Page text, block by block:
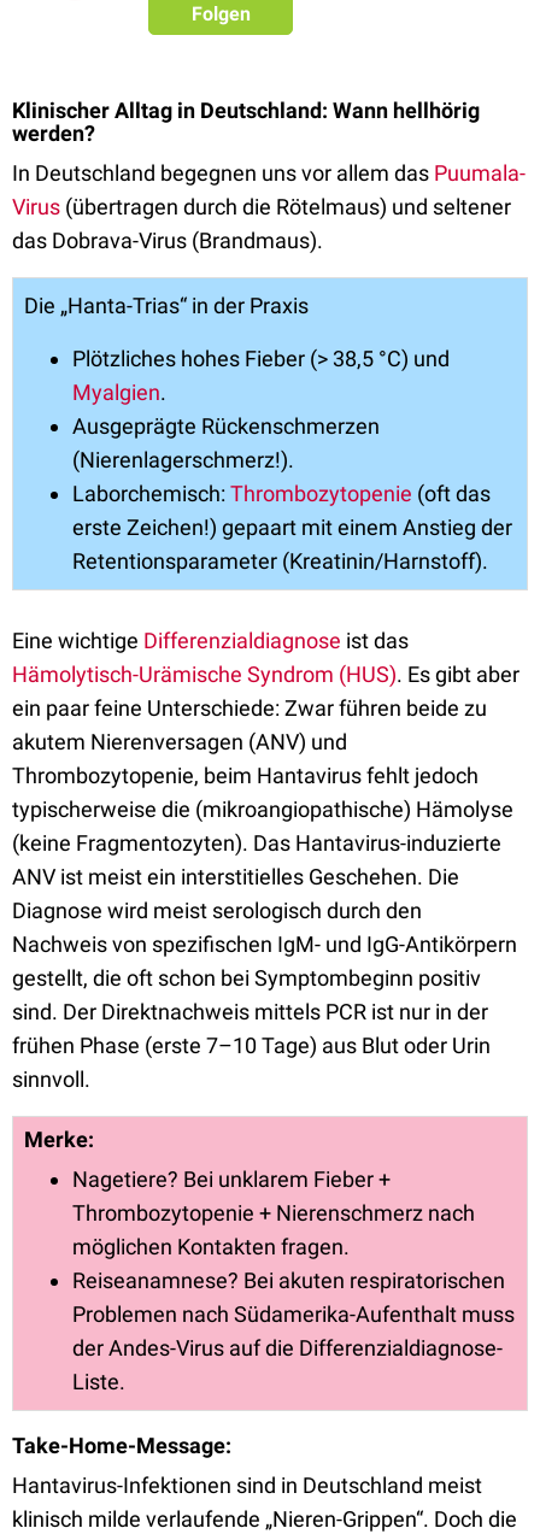
Folgen
Klinischer Alltag in Deutschland: Wann hellhörig
werden?
In Deutschland begegnen uns vor allem das Puumala-
Virus (übertragen durch die Rötelmaus) und seltener
das Dobrava-Virus (Brandmaus).
Die „Hanta-Trias“ in der Praxis
Plötzliches hohes Fieber (> 38,5 °C) und
Myalgien.
Ausgeprägte Rückenschmerzen
(Nierenlagerschmerz!).
Laborchemisch:Thrombozytopenie (oft das
erste Zeichen!) gepaart mit einem Anstieg der
Retentionsparameter (Kreatinin/Harnstoff).
Eine wichtige Differenzialdiagnose ist das
Hämolytisch-Urämische Syndrom (HUS). Es gibt aber
ein paar feine Unterschiede: Zwar führen beide zu
akutem Nierenversagen (ANV) und
Thrombozytopenie, beim Hantavirus fehlt jedoch
typischerweise die (mikroangiopathische) Hämolyse
(keine Fragmentozyten). Das Hantavirus-induzierte
ANV ist meist ein interstitielles Geschehen. Die
Diagnose wird meist serologisch durch den
Nachweisvon spezifischen IgM- und IgG-Antikörpern
gestellt, die oft schon bei Symptombeginn positiv
sind. Der Direktnachweis mittels PCR ist nur in der
frühen Phase (erste 7–10 Tage) aus Blut oder Urin
sinnvoll.
Merke:
Nagetiere? Bei unklarem Fieber +
Thrombozytopenie + Nierenschmerz nach
möglichen Kontakten fragen.
Reiseanamnese? Bei akuten respiratorischen
Problemen nach Südamerika-Aufenthalt muss
der Andes-Virus auf die Differenzialdiagnose-
Liste.
Take-Home-Message:
Hantavirus-Infektionen sind in Deutschland meist
klinisch milde verlaufende „Nieren-Grippen“. Doch die